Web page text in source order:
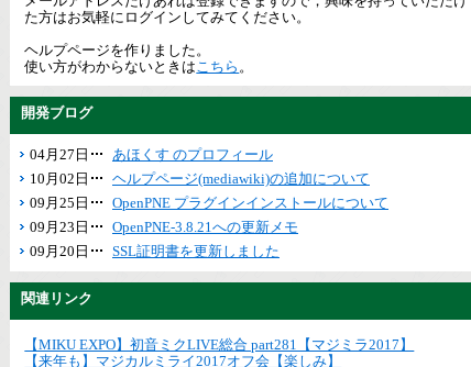
た方はお気軽にログインしてみてください。
ヘルプページを作りました。
使い方がわからないときはこちら 。
開発ブログ
04月27日
あほくす のプロフィール
10月02日
ヘルプページ(mediawiki)の追加について
09月25日
OpenPNE プラグインインストールについて
09月23日
OpenPNE-3.8.21への更新メモ
09月20日
SSL証明書を更新しました
関連リンク
【MIKU EXPO】初音ミクLIVE総合 part281【マジミラ2017】
【来年も】マジカルミライ2017オフ会【楽しみ】